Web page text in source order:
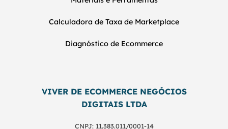
Calculadora de Taxa de Marketplace
Diagnóstico de Ecommerce
VIVER DE ECOMMERCE NEGÓCIOS
DIGITAIS LTDA
CNPJ: 11.383.011/0001-14